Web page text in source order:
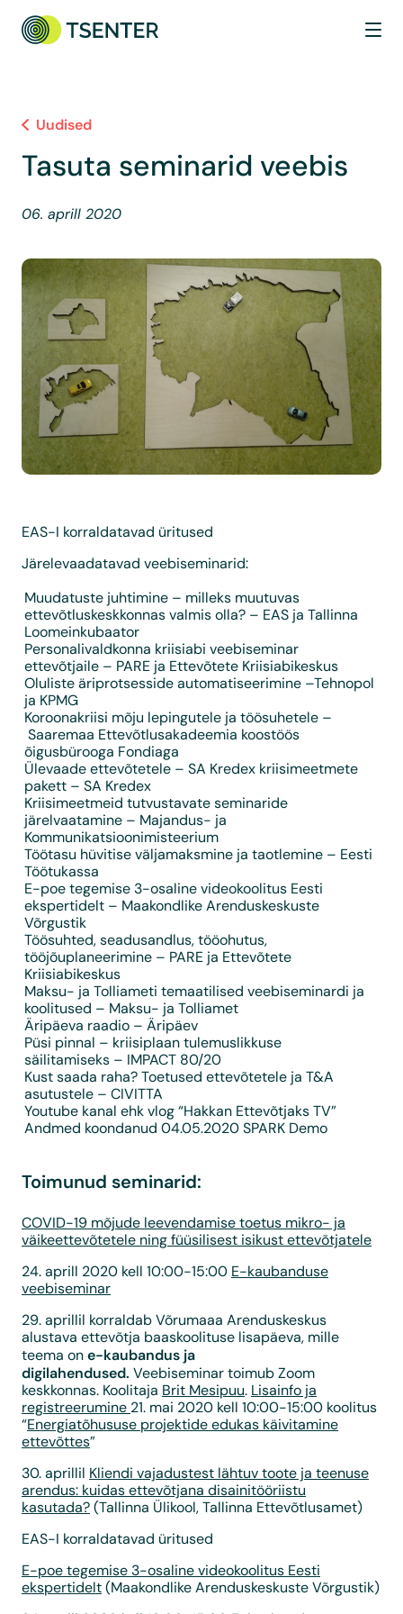
Uudised
Tasuta seminarid veebis
06. aprill 2020
EAS-I korraldatavad üritused
Järelevaadatavad veebiseminarid:
Muudatuste juhtimine – milleks muutuvas
ettevõtluskeskkonnas valmis olla? – EAS ja Tallinna
Loomeinkubaator
Personalivaldkonna kriisiabi veebiseminar
ettevõtjaile – PARE ja Ettevõtete Kriisiabikeskus
Oluliste äriprotsesside automatiseerimine –Tehnopol
ja KPMG
Koroonakriisi mõju lepingutele ja töösuhetele –
Saaremaa Ettevõtlusakadeemia koostöös
õigusbürooga Fondiaga
Ülevaade ettevõtetele – SA Kredex kriisimeetmete
pakett – SA Kredex
Kriisimeetmeid tutvustavate seminaride
järelvaatamine – Majandus- ja
Kommunikatsioonimisteerium
Töötasu hüvitise väljamaksmine ja taotlemine – Eesti
Töötukassa
E-poe tegemise 3-osaline videokoolitus Eesti
ekspertidelt – Maakondlike Arenduskeskuste
Võrgustik
Töösuhted, seadusandlus, tööohutus,
tööjõuplaneerimine – PARE ja Ettevõtete
Kriisiabikeskus
Maksu- ja Tolliameti temaatilised veebiseminardi ja
koolitused – Maksu- ja Tolliamet
Äripäeva raadio – Äripäev
Püsi pinnal – kriisiplaan tulemuslikkuse
säilitamiseks – IMPACT 80/20
Kust saada raha? Toetused ettevõtetele ja T&A
asutustele – CIVITTA
Youtube kanal ehk vlog “Hakkan Ettevõtjaks TV”
Andmed koondanud 04.05.2020 SPARK Demo
Toimunud seminarid:
COVID-19 mõjude leevendamise toetus mikro- ja
väikeettevõtetele ning füüsilisest isikust ettevõtjatele
24. aprill 2020 kell 10:00-15:00 E-kaubanduse
veebiseminar
29. aprillil korraldab Võrumaaa Arenduskeskus
alustava ettevõtja baaskoolituse lisapäeva, mille
teema on e-kaubandus ja
digilahendused. Veebiseminar toimub Zoom
keskkonnas. Koolitaja Brit Mesipuu. Lisainfo ja
registreerumine 21. mai 2020 kell 10:00-15:00 koolitus
“Energiatõhususe projektide edukas käivitamine
ettevõttes”
30. aprillil Kliendi vajadustest lähtuv toote ja teenuse
arendus: kuidas ettevõtjana disainitööriistu
kasutada? (Tallinna Ülikool, Tallinna Ettevõtlusamet)
EAS-I korraldatavad üritused
E-poe tegemise 3-osaline videokoolitus Eesti
ekspertidelt (Maakondlike Arenduskeskuste Võrgustik)